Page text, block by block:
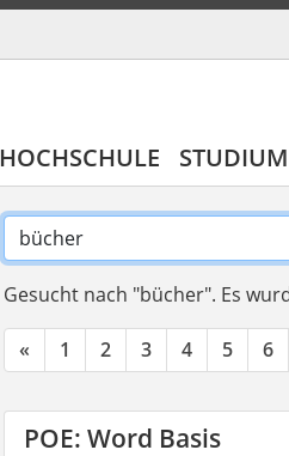
HOCHSCHULE STUDIUM
Gesucht nach "bücher". Es
« 1 2 3 4 5 6
POE: Word Basis